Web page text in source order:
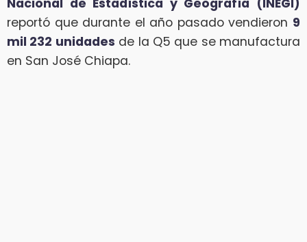
Nacional de Estadística y Geografía (INEGI)
reportó que durante el año pasado vendieron 9
mil 232 unidades de la Q5 que se manufactura
en San José Chiapa.